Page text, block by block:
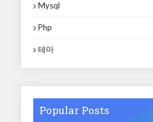
Mysql
Php
테마
Popular Posts